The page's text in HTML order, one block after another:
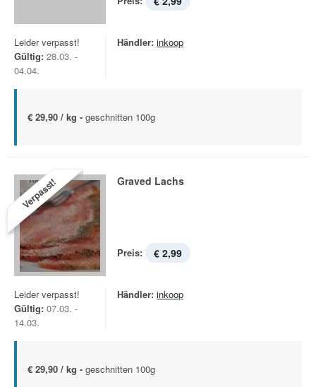
Leider verpasst!
Gültig: 28.03. -
04.04.
Händler: inkoop
€ 29,90 / kg - geschnitten 100g
Verpasst! Graved Lachs
Preis: € 2,99
Leider verpasst!
Gültig: 07.03. -
14.03.
Händler: inkoop
€ 29,90 / kg - geschnitten 100g